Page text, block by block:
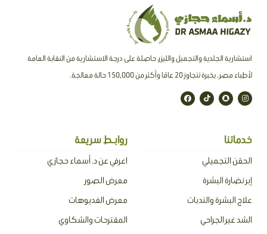
استشارية الجلدية والتجميل والليزر، حاصلة على درجة الاستشارية من النقابة العامة
لأطباء مصر ، بخبرة تتجاوز 20 عامًا وأكثر من 150,000 حالة معالجة.
I
n
s
a
S
n
a
a
t
T
i
k
F
a
c
خدماتنا
الحقن التجميلي
إبر نضارة البشرة
علاج البشرة والندبات
الشد غير الجراحي
روابـط سريعة
اعرفي عن د. أسماء حجازي
معرض الصور
معرض الفديوهات
المقترحات والشكاوي